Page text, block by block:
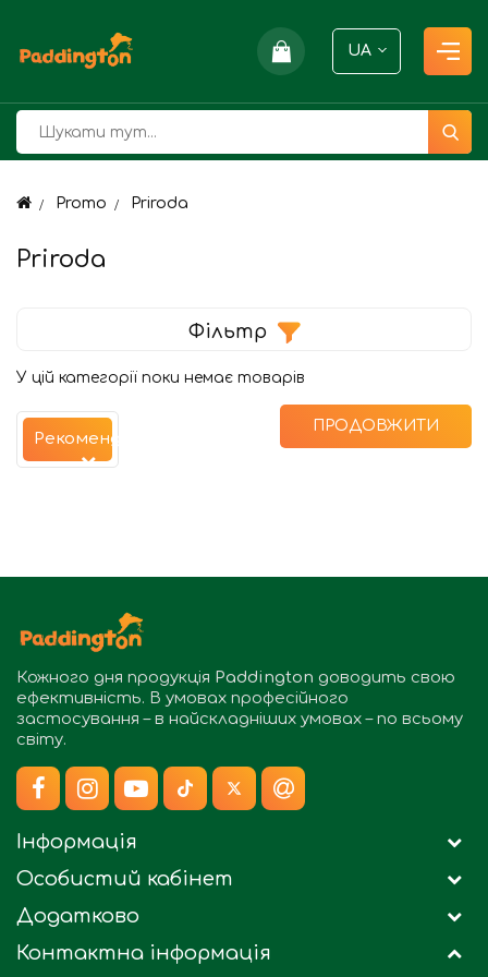
UA
Promo Priroda
Priroda
Фільтр
У цій категорії поки немає товарів
ПРОДОВЖИТИ
Рекомендуємо
Кожного дня продукція Paddington доводить свою
ефективність. В умовах професійного
застосування – в найскладніших умовах – по всьому
світу.
Інформація
Особистий кабінет
Додатково
Контактна інформація